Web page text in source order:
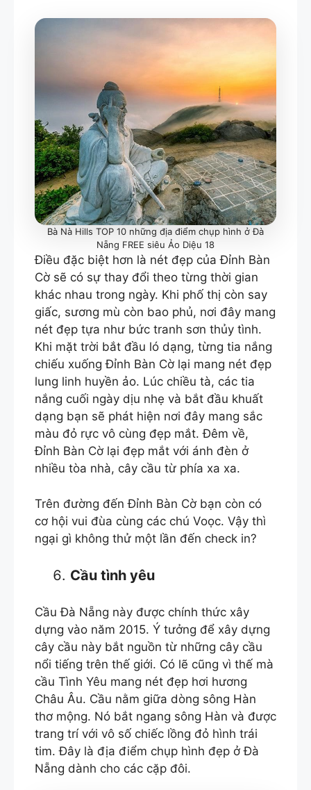
Bà Nà Hills TOP 10 những địa điểm chụp hình ở Đà
Nẵng FREE siêu Ảo Diệu 18
Điều đặc biệt hơn là nét đẹp của Đỉnh Bàn
Cờ sẽ có sự thay đổi theo từng thời gian
khác nhau trong ngày. Khi phố thị còn say
giấc, sương mù còn bao phủ, nơi đây mang
nét đẹp tựa như bức tranh sơn thủy tình.
Khi mặt trời bắt đầu ló dạng, từng tia nắng
chiếu xuống Đỉnh Bàn Cờ lại mang nét đẹp
lung linh huyền ảo. Lúc chiều tà, các tia
nắng cuối ngày dịu nhẹ và bắt đầu khuất
dạng bạn sẽ phát hiện nơi đây mang sắc
màu đỏ rực vô cùng đẹp mắt. Đêm về,
Đỉnh Bàn Cờ lại đẹp mắt với ánh đèn ở
nhiều tòa nhà, cây cầu từ phía xa xa.
Trên đường đến Đỉnh Bàn Cờ bạn còn có
cơ hội vui đùa cùng các chú Voọc. Vậy thì
ngại gì không thử một lần đến check in?
Cầu tình yêu
Cầu Đà Nẵng này được chính thức xây
dựng vào năm 2015. Ý tưởng để xây dựng
cây cầu này bắt nguồn từ những cây cầu
nổi tiếng trên thế giới. Có lẽ cũng vì thế mà
cầu Tình Yêu mang nét đẹp hơi hương
Châu Âu. Cầu nằm giữa dòng sông Hàn
thơ mộng. Nó bắt ngang sông Hàn và được
trang trí với vô số chiếc lồng đỏ hình trái
tim. Đây là địa điểm chụp hình đẹp ở Đà
Nẵng dành cho các cặp đôi.